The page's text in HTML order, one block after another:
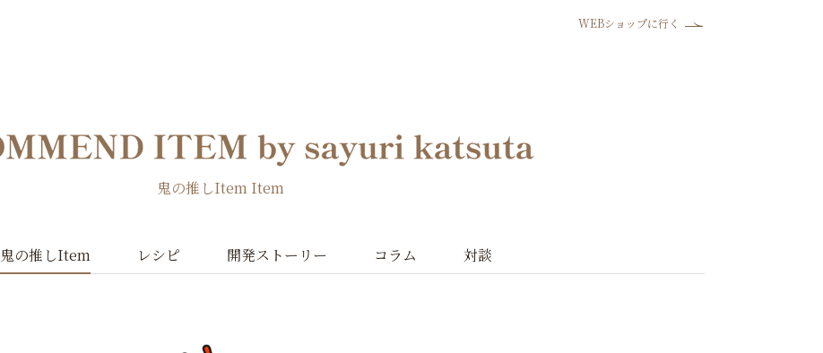
WEBショップに行く
鬼の推しItem Item
鬼の推しItem レシピ 開発ストーリー コラム 対談